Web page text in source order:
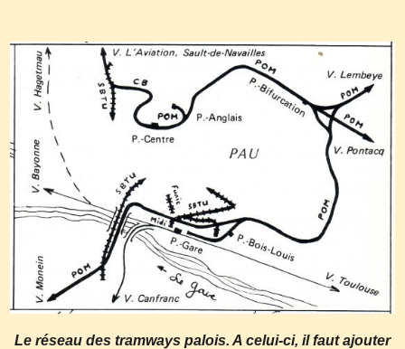
Le réseau des tramways palois. A celui-ci, il faut ajouter